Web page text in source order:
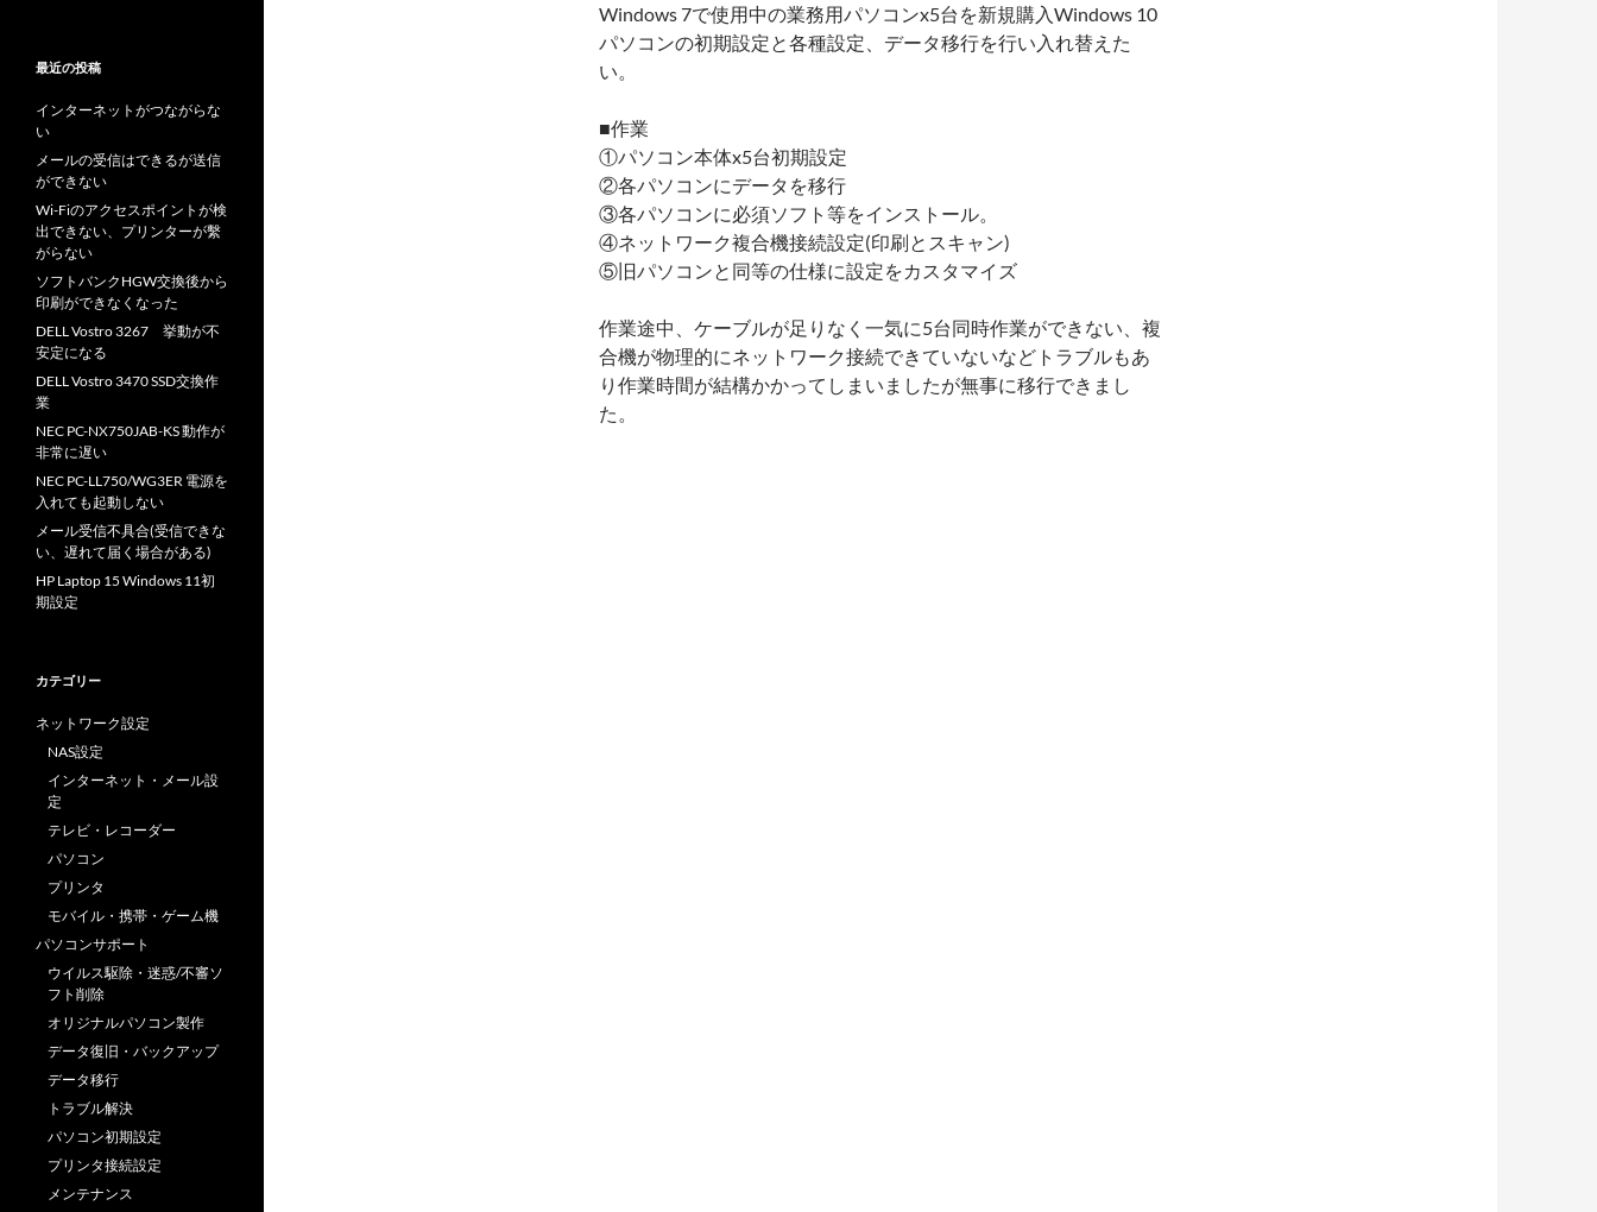
Windows 7で使用中の業務用パソコンx5台を新規購入Windows 10
パソコンの初期設定と各種設定、データ移行を行い入れ替えた
い。
■作業
①パソコン本体x5台初期設定
②各パソコンにデータを移行
③各パソコンに必須ソフト等をインストール。
④ネットワーク複合機接続設定(印刷とスキャン)
⑤旧パソコンと同等の仕様に設定をカスタマイズ
作業途中、ケーブルが足りなく一気に5台同時作業ができない、複
合機が物理的にネットワーク接続できていないなどトラブルもあ
り作業時間が結構かかってしまいましたが無事に移行できまし
た。
最近の投稿
インターネットがつながらな
い
メールの受信はできるが送信
ができない
Wi-Fiのアクセスポイントが検
出できない、プリンターが繫
がらない
ソフトバンクHGW交換後から
印刷ができなくなった
DELL Vostro 3267 挙動が不
安定になる
DELL Vostro 3470 SSD交換作
業
NEC PC-NX750JAB-KS 動作が
非常に遅い
NEC PC-LL750/WG3ER 電源を
入れても起動しない
メール受信不具合(受信できな
い、遅れて届く場合がある)
HP Laptop 15 Windows 11初
期設定
カテゴリー
ネットワーク設定
NAS設定
インターネット・メール設
定
テレビ・レコーダー
パソコン
プリンタ
モバイル・携帯・ゲーム機
パソコンサポート
ウイルス駆除・迷惑/不審ソ
フト削除
オリジナルパソコン製作
データ復旧・バックアップ
データ移行
トラブル解決
パソコン初期設定
プリンタ接続設定
メンテナンス